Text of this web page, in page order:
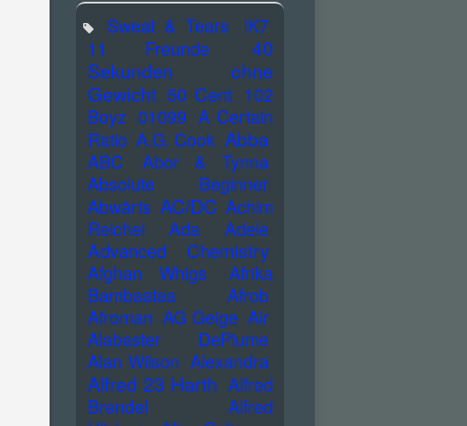
Sweat & Tears
!K7
11 Freunde
40
Sekunden ohne
Gewicht 50 Cent 102
Boyz 01099 A Certain
Ratio A.G. Cook Abba
ABC
Abor & Tynna
Absolute Beginner
Abwärts AC/DC Achim
Reichel
Ada Adele
Advanced Chemistry
Afghan Whigs
Afrika
Bambaataa
Afrob
Afroman AG Geige Air
Alabaster DePlume
Alan Wilson Alexandra
Alfred 23 Harth Alfred
Brendel
Alfred